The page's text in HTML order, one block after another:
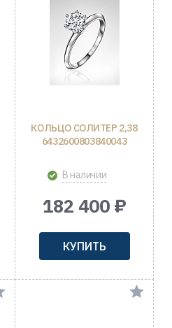
КОЛЬЦО СОЛИТЕР 2,38
6432600803840043
В наличии
182 400 ₽
КУПИТЬ